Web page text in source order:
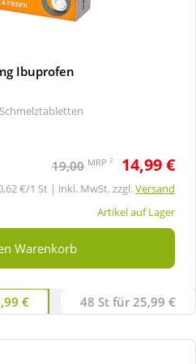
Ibuprofen
19,00 MRP 2 14,99 €
€/1 St | inkl. MwSt. zzgl.Versand
Artikel auf Lager
Warenkorb
€ 48 St für 25,99 €